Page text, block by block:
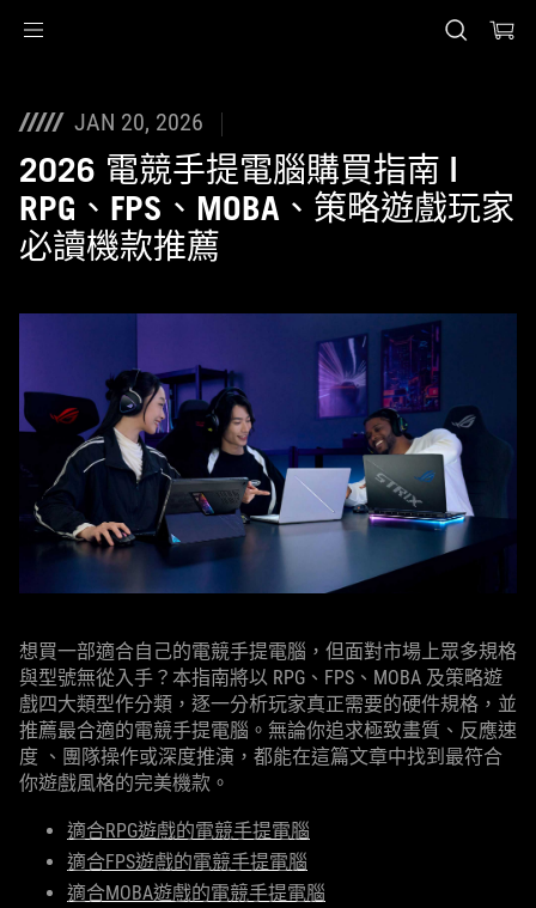
JAN 20, 2026
2026 電競手提電腦購買指南 |
RPG、FPS、MOBA、策略遊戲玩家
必讀機款推薦
想買一部適合自己的電競手提電腦，但面對市場上眾多規格
與型號無從入手？本指南將以 RPG、FPS、MOBA 及策略遊
戲四大類型作分類，逐一分析玩家真正需要的硬件規格，並
推薦最合適的電競手提電腦。無論你追求極致畫質、反應速
度 、團隊操作或深度推演，都能在這篇文章中找到最符合
你遊戲風格的完美機款。
適合RPG遊戲的電競手提電腦
適合FPS遊戲的電競手提電腦
適合MOBA遊戲的電競手提電腦